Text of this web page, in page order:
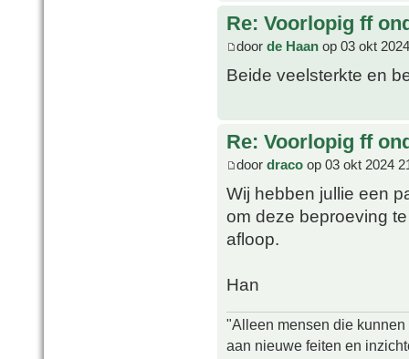
Re: Voorlopig ff
door de Haan op 03 okt
Beide veelsterkte en
Re: Voorlopig ff
door draco op 03 okt 2024
Wij hebben jullie een
om deze beproeving
afloop.
Han
"Alleen mensen die
aan nieuwe feiten en